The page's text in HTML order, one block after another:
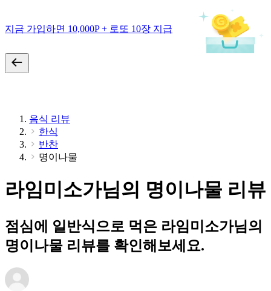
지금 가입하면 10,000P + 로또 10장 지급
음식 리뷰
한식
반찬
명이나물
라임미소가님의 명이나물 리뷰
점심에 일반식으로 먹은 라임미소가님의
명이나물 리뷰를 확인해보세요.